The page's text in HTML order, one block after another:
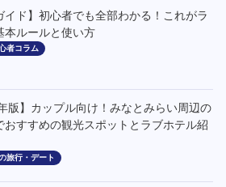
イド】初心者でも全部わかる！これがラ
本ルールと使い方
者コラム
版】カップル向け！みなとみらい周辺の
おすすめの観光スポットとラブホテル紹
旅行・デート